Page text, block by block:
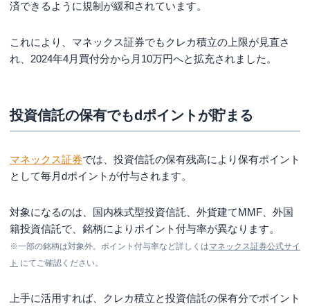
済できるように規制が緩和されています。
これにより、マネックス証券でもクレカ積立の上限が見直さ
れ、2024年4月買付分から月10万円へと拡充されました。
投資信託の保有でもdポイントが貯まる
マネックス証券では、投資信託の保有残高により保有ポイント
として毎月dポイントが付与されます。
対象になるのは、国内株式型投資信託、外貨建てMMF、外国
籍投資信託で、銘柄によりポイント付与率が異なります。
※一部の銘柄は対象外。ポイント付与率など詳しくはマネックス証券公式サイ
ト にてご確認ください。
上手に活用すれば、クレカ積立と投資信託の保有分でポイント